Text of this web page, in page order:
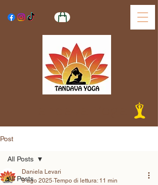
Post
All Posts
All Posts
Daniela Levari
9 ago 2025 Tempo di lettura: 11 min